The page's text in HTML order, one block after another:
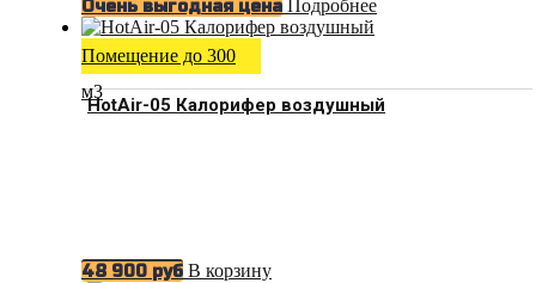
Очень выгодная цена Подробнее
Помещение до 300
м3
HotAir-05 Калорифер воздушный
48 900 руб В корзину